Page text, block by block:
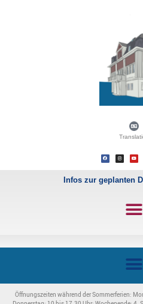
Infos zur geplanten
Öffnungszeiten während der Sommerferien: